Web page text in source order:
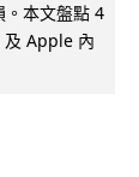
。本文盤點 4
及 Apple 內